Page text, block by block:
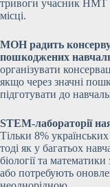
тривоги учасник НМТ
місці.
МОН радить
пошкоджених
організувати
якщо через значні
підготувати до
STEM-лабораторії
Тільки 8%
тоді як у багатьох
біології та
або потребують